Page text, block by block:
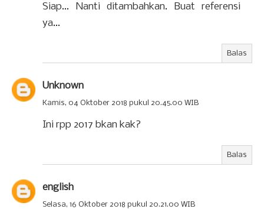
Siap... Nanti ditambahkan. Buat referensi
ya...
Balas
Unknown
Kamis, 04 Oktober 2018 pukul 20.45.00 WIB
Ini rpp 2017 bkan kak?
Balas
english
Selasa, 16 Oktober 2018 pukul 20.21.00 WIB